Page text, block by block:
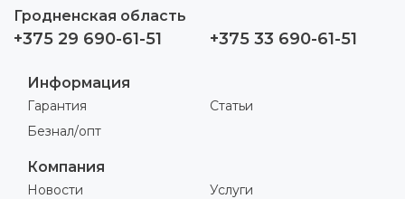
Гродненская область
+375 29 690-61-51 +375 33 690-61-51
Информация
Гарантия
Безнал/опт
Статьи
Компания
Новости
Услуги